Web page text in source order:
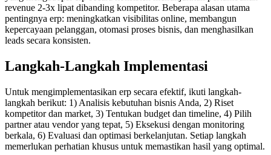
revenue 2-3x lipat dibanding kompetitor. Beberapa alasan utama
pentingnya erp: meningkatkan visibilitas online, membangun
kepercayaan pelanggan, otomasi proses bisnis, dan menghasilkan
leads secara konsisten.
Langkah-Langkah Implementasi
Untuk mengimplementasikan erp secara efektif, ikuti langkah-
langkah berikut: 1) Analisis kebutuhan bisnis Anda, 2) Riset
kompetitor dan market, 3) Tentukan budget dan timeline, 4) Pilih
partner atau vendor yang tepat, 5) Eksekusi dengan monitoring
berkala, 6) Evaluasi dan optimasi berkelanjutan. Setiap langkah
memerlukan perhatian khusus untuk memastikan hasil yang optimal.